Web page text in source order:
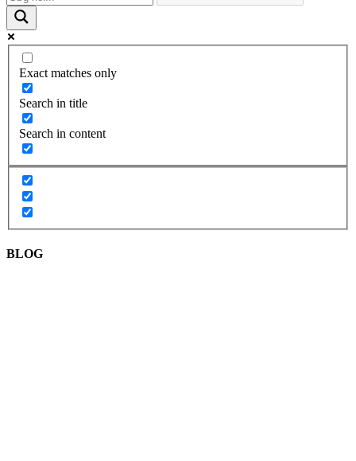
Exact matches only
Search in title
Search in content
BLOG